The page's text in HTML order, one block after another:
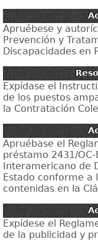
Apruébese y
Prevención y
Discapacidades en
Expídase el
de los puestos
la Contratación
Apruébase el
préstamo 2431/
Interamericano de
Estado conforme a
contenidas en la
Expídese el
de la publicidad y